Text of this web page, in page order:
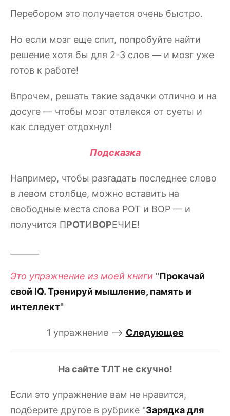
Перебором это получается очень быстро.
Но если мозг еще спит, попробуйте найти
решение хотя бы для 2-3 слов — и мозг уже
готов к работе!
Впрочем, решать такие задачки отлично и на
досуге — чтобы мозг отвлекся от суеты и
как следует отдохнул!
Подсказка
Например, чтобы разгадать последнее слово
в левом столбце, можно вставить на
свободные места слова РОТ и ВОР — и
получится ПРОТИВОРЕЧИЕ!
Это упражнение из моей книги "Прокачай
свой IQ. Тренируй мышление, память и
интеллект"
1 упражнение –> Следующее
На сайте ТЛТ не скучно!
Если это упражнение вам не нравится,
подберите другое в рубрике "Зарядка для